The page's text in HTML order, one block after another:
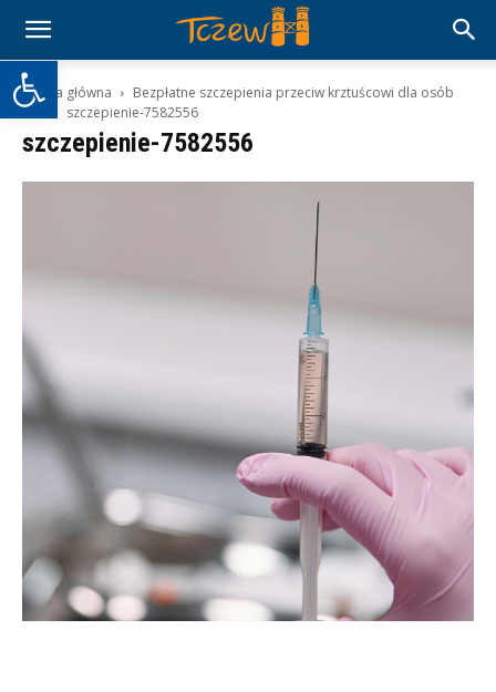
Otwórz pasek narzędzi
Strona główna
Bezpłatne szczepienia przeciw krztuścowi dla osób
65+
szczepienie-7582556
szczepienie-7582556